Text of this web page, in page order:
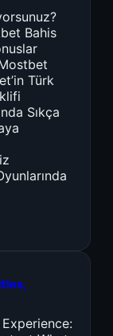
Bahis
Türk
Sıkça